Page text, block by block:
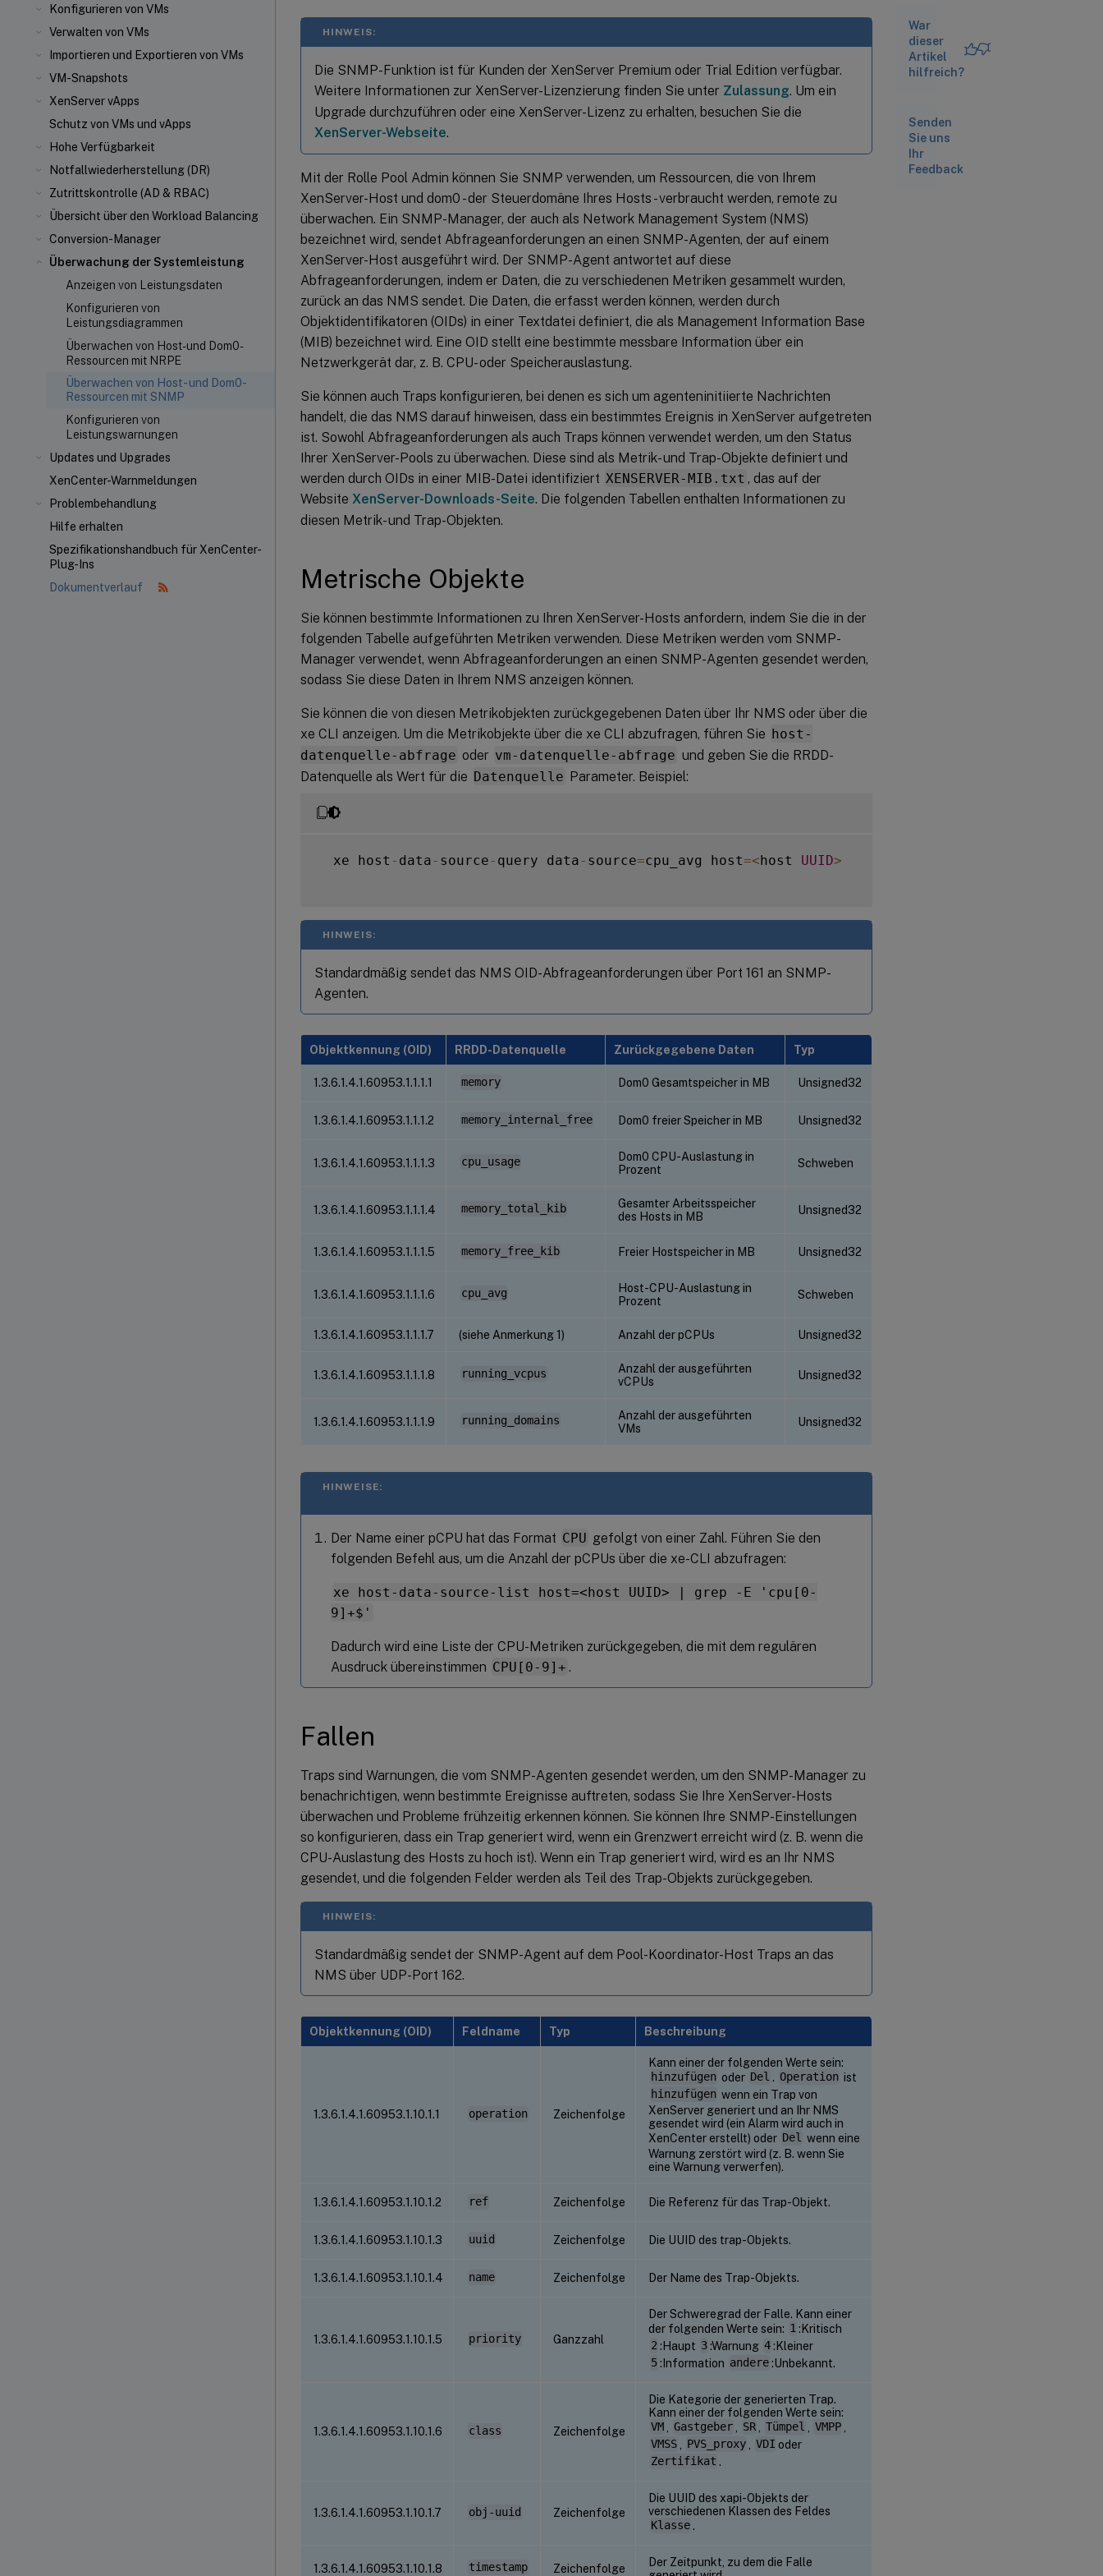
Konfigurieren von VMs
Verwalten von VMs
Importieren und Exportieren von VMs
VM-Snapshots
XenServer vApps
Schutz von VMs und vApps
Hohe Verfügbarkeit
Notfallwiederherstellung (DR)
Zutrittskontrolle (AD & RBAC)
Übersicht über den Workload Balancing
Conversion-Manager
Überwachung der Systemleistung
Anzeigen von Leistungsdaten
Konfigurieren von
Leistungsdiagrammen
Überwachen von Host- und Dom0-
Ressourcen mit NRPE
Überwachen von Host- und Dom0-
Ressourcen mit SNMP
Konfigurieren von
Leistungswarnungen
Updates und Upgrades
XenCenter-Warnmeldungen
Problembehandlung
Hilfe erhalten
Spezifikationshandbuch für XenCenter-
Plug-Ins
Dokumentverlauf
HINWEIS:
Die SNMP-Funktion ist für Kunden der XenServer Premium oder Trial Edition verfügbar.
Weitere Informationen zur XenServer-Lizenzierung finden Sie unter Zulassung. Um ein
Upgrade durchzuführen oder eine XenServer-Lizenz zu erhalten, besuchen Sie die
XenServer-Webseite.
Mit der Rolle Pool Admin können Sie SNMP verwenden, um Ressourcen, die von Ihrem
XenServer-Host und dom0 - der Steuerdomäne Ihres Hosts - verbraucht werden, remote zu
überwachen. Ein SNMP-Manager, der auch als Network Management System (NMS)
bezeichnet wird, sendet Abfrageanforderungen an einen SNMP-Agenten, der auf einem
XenServer-Host ausgeführt wird. Der SNMP-Agent antwortet auf diese
Abfrageanforderungen, indem er Daten, die zu verschiedenen Metriken gesammelt wurden,
zurück an das NMS sendet. Die Daten, die erfasst werden können, werden durch
Objektidentifikatoren (OIDs) in einer Textdatei definiert, die als Management Information Base
(MIB) bezeichnet wird. Eine OID stellt eine bestimmte messbare Information über ein
Netzwerkgerät dar, z. B. CPU- oder Speicherauslastung.
Sie können auch Traps konfigurieren, bei denen es sich um agenteninitiierte Nachrichten
handelt, die das NMS darauf hinweisen, dass ein bestimmtes Ereignis in XenServer aufgetreten
ist. Sowohl Abfrageanforderungen als auch Traps können verwendet werden, um den Status
Ihrer XenServer-Pools zu überwachen. Diese sind als Metrik- und Trap-Objekte definiert und
werden durch OIDs in einer MIB-Datei identifiziert XENSERVER-MIB.txt , das auf der
Website XenServer-Downloads-Seite. Die folgenden Tabellen enthalten Informationen zu
diesen Metrik- und Trap-Objekten.
Metrische Objekte
Sie können bestimmte Informationen zu Ihren XenServer-Hosts anfordern, indem Sie die in der
folgenden Tabelle aufgeführten Metriken verwenden. Diese Metriken werden vom SNMP-
Manager verwendet, wenn Abfrageanforderungen an einen SNMP-Agenten gesendet werden,
sodass Sie diese Daten in Ihrem NMS anzeigen können.
Sie können die von diesen Metrikobjekten zurückgegebenen Daten über Ihr NMS oder über die
xe CLI anzeigen. Um die Metrikobjekte über die xe CLI abzufragen, führen Sie host-
datenquelle-abfrage oder vm-datenquelle-abfrage und geben Sie die RRDD-
Datenquelle als Wert für die Datenquelle Parameter. Beispiel:
  xe host
- data - source - query data - source=cpu_avg host=<host UUID>
HINWEIS:
Standardmäßig sendet das NMS OID-Abfrageanforderungen über Port 161 an SNMP-
Agenten.
Objektkennung (OID) RRDD-Datenquelle Zurückgegebene Daten Typ
1.3.6.1.4.1.60953.1.1.1.1 memory Dom0 Gesamtspeicher in MB Unsigned32
1.3.6.1.4.1.60953.1.1.1.2 memory_internal_free Dom0 freier Speicher in MB Unsigned32
1.3.6.1.4.1.60953.1.1.1.3 cpu_usage
Dom0 CPU-Auslastung in
Prozent
Schweben
1.3.6.1.4.1.60953.1.1.1.4 memory_total_kib
Gesamter Arbeitsspeicher
des Hosts in MB
Unsigned32
1.3.6.1.4.1.60953.1.1.1.5 memory_free_kib Freier Hostspeicher in MB Unsigned32
1.3.6.1.4.1.60953.1.1.1.6 cpu_avg
Host-CPU-Auslastung in
Prozent
Schweben
1.3.6.1.4.1.60953.1.1.1.7 (siehe Anmerkung 1) Anzahl der pCPUs Unsigned32
1.3.6.1.4.1.60953.1.1.1.8 running_vcpus
Anzahl der ausgeführten
vCPUs
Unsigned32
1.3.6.1.4.1.60953.1.1.1.9 running_domains
Anzahl der ausgeführten
VMs
Unsigned32
HINWEISE:
Der Name einer pCPU hat das Format CPU gefolgt von einer Zahl. Führen Sie den
folgenden Befehl aus, um die Anzahl der pCPUs über die xe-CLI abzufragen:
xe host-data-source-list host=<host UUID> | grep -E 'cpu[0-
9]+$'
Dadurch wird eine Liste der CPU-Metriken zurückgegeben, die mit dem regulären
Ausdruck übereinstimmen CPU[0-9]+ .
Fallen
Traps sind Warnungen, die vom SNMP-Agenten gesendet werden, um den SNMP-Manager zu
benachrichtigen, wenn bestimmte Ereignisse auftreten, sodass Sie Ihre XenServer-Hosts
überwachen und Probleme frühzeitig erkennen können. Sie können Ihre SNMP-Einstellungen
so konfigurieren, dass ein Trap generiert wird, wenn ein Grenzwert erreicht wird (z. B. wenn die
CPU-Auslastung des Hosts zu hoch ist). Wenn ein Trap generiert wird, wird es an Ihr NMS
gesendet, und die folgenden Felder werden als Teil des Trap-Objekts zurückgegeben.
HINWEIS:
Standardmäßig sendet der SNMP-Agent auf dem Pool-Koordinator-Host Traps an das
NMS über UDP-Port 162.
Objektkennung (OID) Feldname Typ Beschreibung
1.3.6.1.4.1.60953.1.10.1.1 operation Zeichenfolge
Kann einer der folgenden Werte sein:
hinzufügen oder Del . Operation ist
hinzufügen wenn ein Trap von
XenServer generiert und an Ihr NMS
gesendet wird (ein Alarm wird auch in
XenCenter erstellt) oder Del wenn eine
Warnung zerstört wird (z. B. wenn Sie
eine Warnung verwerfen).
1.3.6.1.4.1.60953.1.10.1.2 ref Zeichenfolge Die Referenz für das Trap-Objekt.
1.3.6.1.4.1.60953.1.10.1.3 uuid Zeichenfolge Die UUID des trap-Objekts.
1.3.6.1.4.1.60953.1.10.1.4 name Zeichenfolge Der Name des Trap-Objekts.
1.3.6.1.4.1.60953.1.10.1.5 priority Ganzzahl
Der Schweregrad der Falle. Kann einer
der folgenden Werte sein: 1:Kritisch
2:Haupt 3:Warnung 4:Kleiner
5:Information andere:Unbekannt.
1.3.6.1.4.1.60953.1.10.1.6 class Zeichenfolge
Die Kategorie der generierten Trap.
Kann einer der folgenden Werte sein:
VM
Gastgeber SR Tümpel VMPP
VMSS
PVS_proxy VDI oder
Zertifikat .
1.3.6.1.4.1.60953.1.10.1.7 obj-uuid Zeichenfolge
Die UUID des xapi-Objekts der
verschiedenen Klassen des Feldes
Klasse.
1.3.6.1.4.1.60953.1.10.1.8 timestamp Zeichenfolge
Der Zeitpunkt, zu dem die Falle
Konfigurieren
von SNMP
Zugehörige
Dokumentation
War
dieser
Artikel
hilfreich?
Senden
Sie uns
Ihr
Feedback